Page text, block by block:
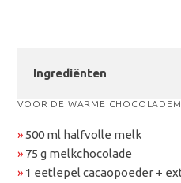
Ingrediënten
VOOR DE WARME
»500 ml halfvolle melk
» 75 g melkchocolade
» 1 eetlepel cacaopoeder +